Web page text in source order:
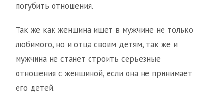
погубить отношения.
Так же как женщина ищет в мужчине не только
любимого, но и отца своим детям, так же и
мужчина не станет строить серьезные
отношения с женщиной, если она не принимает
его детей.